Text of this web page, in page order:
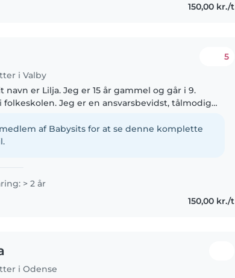
150,00 kr./t
i Valby
5
navn er Lilja. Jeg er 15 år gammel og går i 9.
Jeg er en ansvarsbevidst, tålmodig
Jeg har erfaring..
af Babysits for at se denne komplette
> 2 år
150,00 kr./t
i Odense